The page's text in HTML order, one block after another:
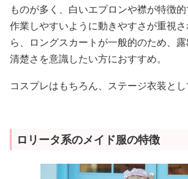
ものが多く、白いエプロンや襟が特徴的
作業しやすいように動きやすさが重視
ら、ロングスカートが一般的のため、
清楚さを意識したい方におすすめ。
コスプレはもちろん、ステージ衣装とし
ロリータ系のメイド服の特徴